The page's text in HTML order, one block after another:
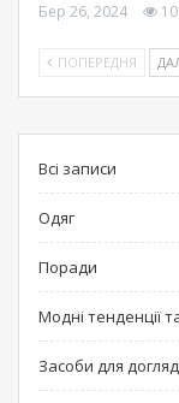
Бер 26, 2024
ПОПЕРЕДНЯ
Всі записи
Одяг
Поради
Модні тенденції
Засоби для